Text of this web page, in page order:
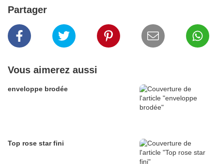
Partager
Vous aimerez aussi
enveloppe brodée
Top rose star fini